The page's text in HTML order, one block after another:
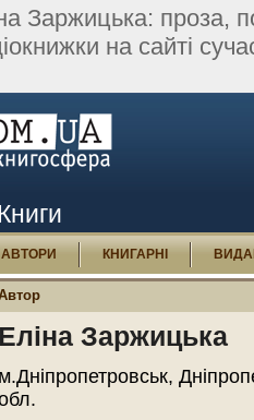
Заржицька: проза,
на сайті
АВТОРИ КНИГАРНІ
Еліна Заржицька
м.Дніпропетровськ,